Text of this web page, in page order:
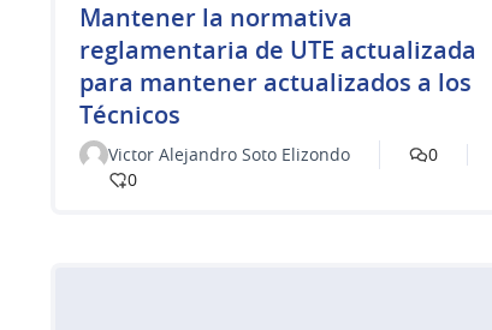
Mantener la normativa
reglamentaria de UTE actualizada
para mantener actualizados a los
Técnicos
Victor Alejandro Soto Elizondo
0
0